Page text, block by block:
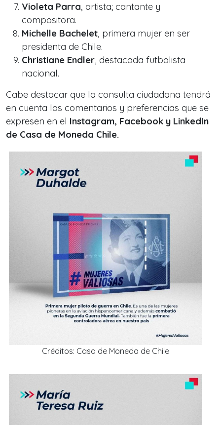
Violeta Parra, artista; cantante y
compositora.
Michelle Bachelet, primera mujer en ser
presidenta de Chile.
Christiane Endler, destacada futbolista
nacional.
Cabe destacar que la consulta ciudadana tendrá
en cuenta los comentarios y preferencias que se
expresen en el Instagram, Facebook y LinkedIn
de Casa de Moneda Chile.
Créditos: Casa de Moneda de Chile